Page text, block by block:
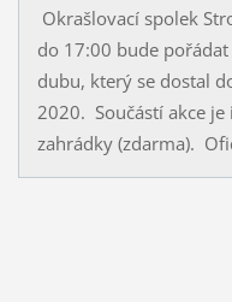
Okrašlovací spolek
do 17:00 bude
dubu, který se dostal
2020. Součástí akce
zahrádky (zdarma).